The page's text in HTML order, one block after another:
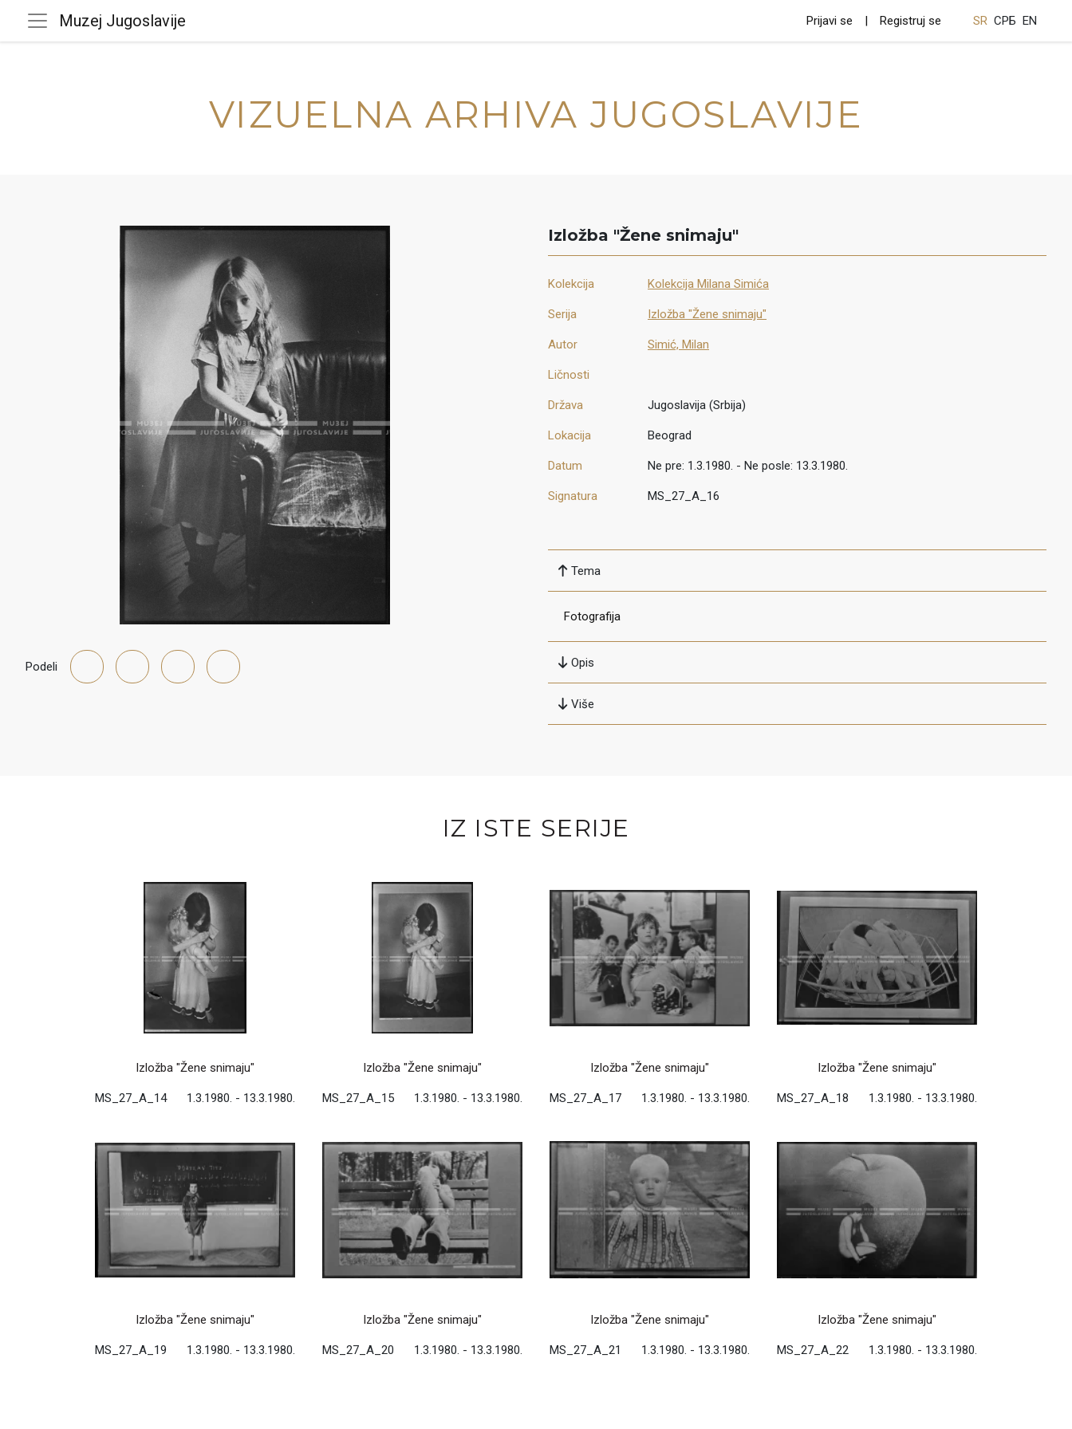
Muzej Jugoslavije Prijavi se Registruj se SR СРБ EN
VIZUELNA ARHIVA JUGOSLAVIJE
Podeli
Izložba "Žene snimaju"
Kolekcija Kolekcija Milana Simića
Serija Izložba "Žene snimaju"
Autor Simić, Milan
Ličnosti
Država Jugoslavija (Srbija)
Lokacija Beograd
Datum Ne pre: 1.3.1980. - Ne posle: 13.3.1980.
Signatura MS_27_A_16
Tema
Fotografija
Opis
Više
IZ ISTE SERIJE
Izložba "Žene snimaju"
MS_27_A_14 1.3.1980. - 13.3.1980.
Izložba "Žene snimaju"
MS_27_A_15 1.3.1980. - 13.3.1980.
Izložba "Žene snimaju"
MS_27_A_17 1.3.1980. - 13.3.1980.
Izložba "Žene snimaju"
MS_27_A_18 1.3.1980. - 13.3.1980.
Izložba "Žene snimaju"
MS_27_A_19 1.3.1980. - 13.3.1980.
Izložba "Žene snimaju"
MS_27_A_20 1.3.1980. - 13.3.1980.
Izložba "Žene snimaju"
MS_27_A_21 1.3.1980. - 13.3.1980.
Izložba "Žene snimaju"
MS_27_A_22 1.3.1980. - 13.3.1980.